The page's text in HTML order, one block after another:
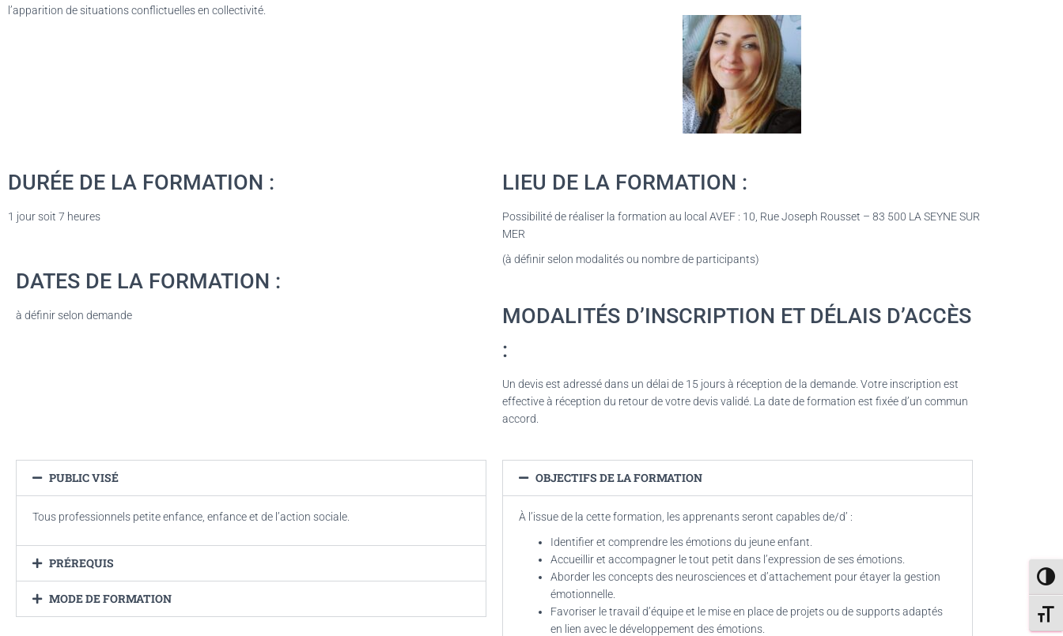
l’apparition de situations conflictuelles en collectivité.
DURÉE DE LA FORMATION :
1 jour soit 7 heures
DATES DE LA FORMATION :
à définir selon demande
LIEU DE LA FORMATION :
Possibilité de réaliser la formation au local AVEF : 10, Rue Joseph Rousset – 83 500 LA SEYNE SUR
MER
(à définir selon modalités ou nombre de participants)
MODALITÉS D’INSCRIPTION ET DÉLAIS D’ACCÈS
:
Un devis est adressé dans un délai de 15 jours à réception de la demande. Votre inscription est
effective à réception du retour de votre devis validé. La date de formation est fixée d’un commun
accord.
PUBLIC VISÉ
Tous professionnels petite enfance, enfance et de l’action sociale.
PRÉREQUIS
MODE DE FORMATION
OBJECTIFS DE LA FORMATION
À l’issue de la cette formation, les apprenants seront capables de/d’ :
Identifier et comprendre les émotions du jeune enfant.
Accueillir et accompagner le tout petit dans l’expression de ses émotions.
Aborder les concepts des neurosciences et d’attachement pour étayer la gestion
émotionnelle.
Favoriser le travail d’équipe et le mise en place de projets ou de supports adaptés
en lien avec le développement des émotions.